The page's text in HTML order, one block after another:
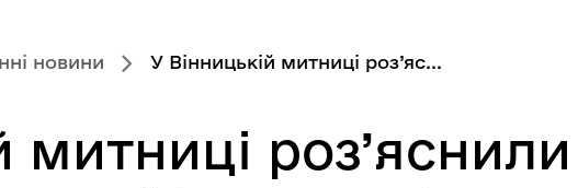
новини У Вінницькій митниці роз’яс...
митниці